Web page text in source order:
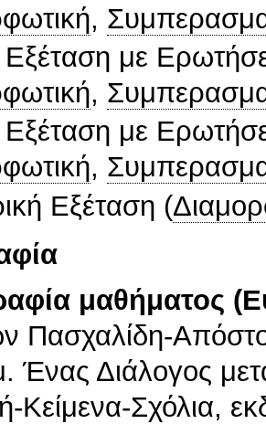
,
με
,
με
,
Εξέταση (
μαθήματος
Πασχαλίδη-
Ένας Διάλογος
Κείμενα-Σχόλια,